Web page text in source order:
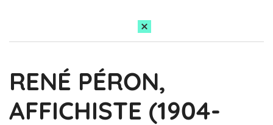
RENÉ PÉRON,
AFFICHISTE (1904-